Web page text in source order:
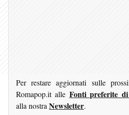
Per restare aggiornati sulle
Romapop.it alle Fonti preferite di
alla nostra Newsletter.